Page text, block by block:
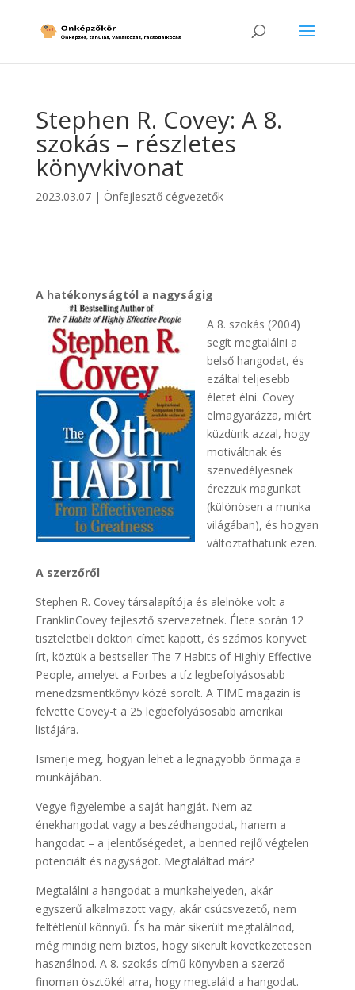
Stephen R. Covey: A 8.
szokás – részletes
könyvkivonat
2023.03.07 | Önfejlesztő cégvezetők
A hatékonyságtól a nagyságig
A 8. szokás (2004)
segít megtalálni a
belső hangodat, és
ezáltal teljesebb
életet élni. Covey
elmagyarázza, miért
küzdünk azzal, hogy
motiváltnak és
szenvedélyesnek
érezzük magunkat
(különösen a munka
világában), és hogyan
változtathatunk ezen.
A szerzőről
Stephen R. Covey társalapítója és alelnöke volt a
FranklinCovey fejlesztő szervezetnek. Élete során 12
tiszteletbeli doktori címet kapott, és számos könyvet
írt, köztük a bestseller The 7 Habits of Highly Effective
People, amelyet a Forbes a tíz legbefolyásosabb
menedzsmentkönyv közé sorolt. A TIME magazin is
felvette Covey-t a 25 legbefolyásosabb amerikai
listájára.
Ismerje meg, hogyan lehet a legnagyobb önmaga a
munkájában.
Vegye figyelembe a saját hangját. Nem az
énekhangodat vagy a beszédhangodat, hanem a
hangodat – a jelentőségedet, a benned rejlő végtelen
potenciált és nagyságot. Megtaláltad már?
Megtalálni a hangodat a munkahelyeden, akár
egyszerű alkalmazott vagy, akár csúcsvezető, nem
feltétlenül könnyű. És ha már sikerült megtalálnod,
még mindig nem biztos, hogy sikerült következetesen
használnod. A 8. szokás című könyvben a szerző
finoman ösztökél arra, hogy megtaláld a hangodat.